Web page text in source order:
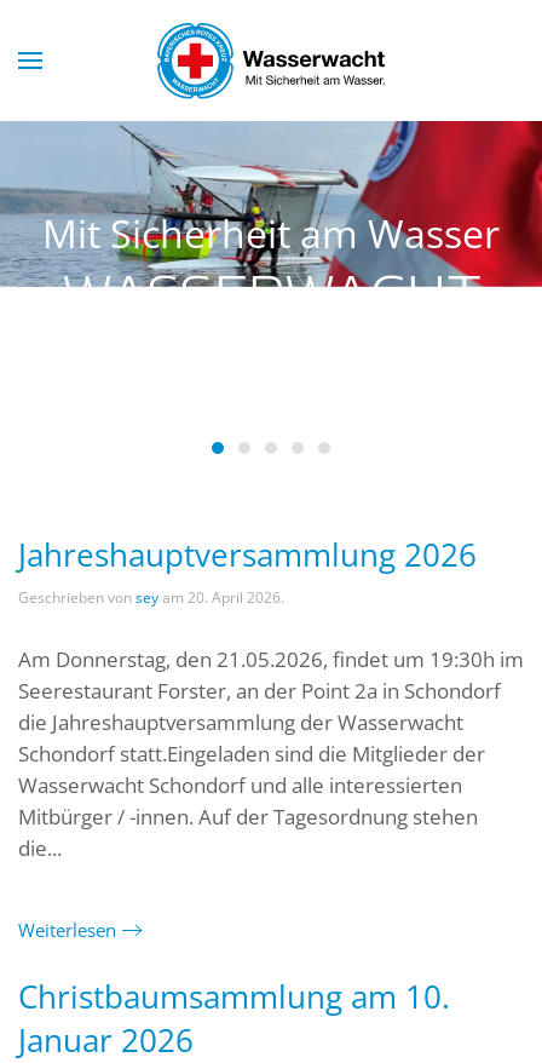
Skip to main content
Mit Sicherheit am Wasser
WASSERWACHT
Wasserwacht Schondorf
Wasserwacht Schondorf
Wasserwacht Schondorf
Wasserwacht Schondorf
Jahreshauptversammlung 2026
Geschrieben vonseyam 20. April 2026.
Am Donnerstag, den 21.05.2026, findet um 19:30h im
Seerestaurant Forster, an der Point 2a in Schondorf
die Jahreshauptversammlung der Wasserwacht
Schondorf statt.Eingeladen sind die Mitglieder der
Wasserwacht Schondorf und alle interessierten
Mitbürger / -innen. Auf der Tagesordnung stehen
die...
Weiterlesen
Christbaumsammlung am 10.
Januar 2026